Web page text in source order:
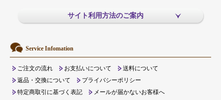
サイト利用方法のご案内
Service Infomation
ご注文の流れ お支払いについて
送料について
返品・交換について
プライバシーポリシー
特定商取引に基づく表記
メールが届かないお客様へ